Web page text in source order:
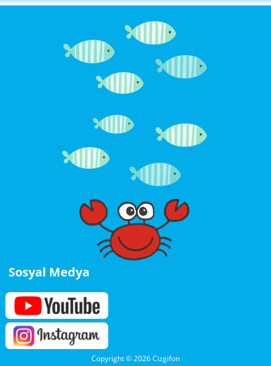
Sosyal Medya
Copyright © 2026 Cizgifon